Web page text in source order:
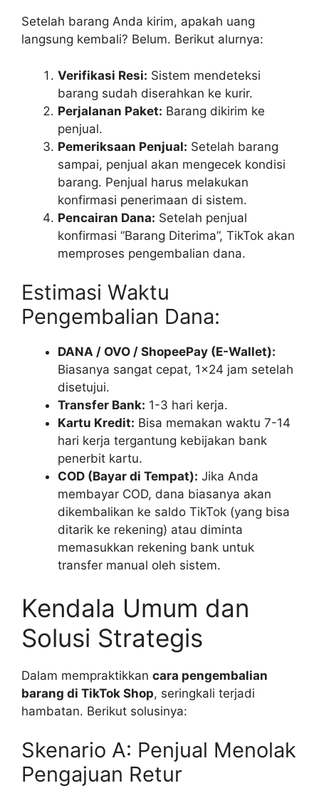
Setelah barang Anda kirim, apakah uang
langsung kembali? Belum. Berikut alurnya:
Verifikasi Resi: Sistem mendeteksi
barang sudah diserahkan ke kurir.
Perjalanan Paket: Barang dikirim ke
penjual.
Pemeriksaan Penjual: Setelah barang
sampai, penjual akan mengecek kondisi
barang. Penjual harus melakukan
konfirmasi penerimaan di sistem.
Pencairan Dana: Setelah penjual
konfirmasi “Barang Diterima”, TikTok akan
memproses pengembalian dana.
Estimasi Waktu
Pengembalian Dana:
DANA / OVO / ShopeePay (E-Wallet):
Biasanya sangat cepat, 1×24 jam setelah
disetujui.
Transfer Bank: 1-3 hari kerja.
Kartu Kredit: Bisa memakan waktu 7-14
hari kerja tergantung kebijakan bank
penerbit kartu.
COD (Bayar di Tempat): Jika Anda
membayar COD, dana biasanya akan
dikembalikan ke saldo TikTok (yang bisa
ditarik ke rekening) atau diminta
memasukkan rekening bank untuk
transfer manual oleh sistem.
Kendala Umum dan
Solusi Strategis
Dalam mempraktikkan cara pengembalian
barang di TikTok Shop, seringkali terjadi
hambatan. Berikut solusinya:
Skenario A: Penjual Menolak
Pengajuan Retur